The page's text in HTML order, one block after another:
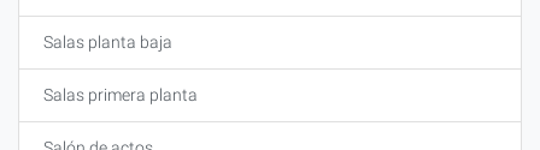
Salas planta baja
Salas primera planta